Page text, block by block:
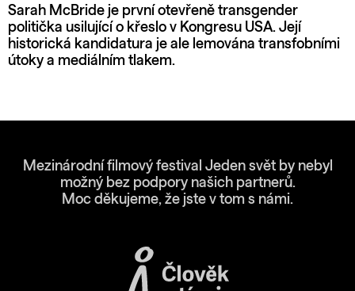
Sarah McBride je první otevřeně transgender
politička usilující o křeslo v Kongresu USA. Její
historická kandidatura je ale lemována transfobními
útoky a mediálním tlakem.
Mezinárodní filmový festival Jeden svět by nebyl
možný bez podpory našich partnerů.
Moc děkujeme, že jste v tom s námi.